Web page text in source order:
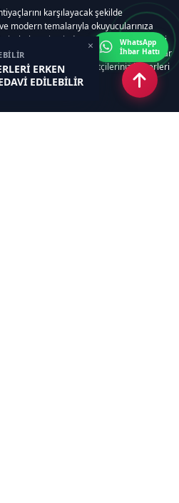
ERKEN
EDİLEBİLİR
×
karşılayacak şekilde
modern temalarıyla okuyucularınıza
haber sitesinde gerekli tüm modülleri
yazılımımız zamandan tasarruf sağlar
sayesinde ziyaretçileriniz haberleri
WhatsApp
İhbar Hattı